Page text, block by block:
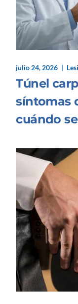
julio 24, 2026
Túnel
síntomas
cuándo